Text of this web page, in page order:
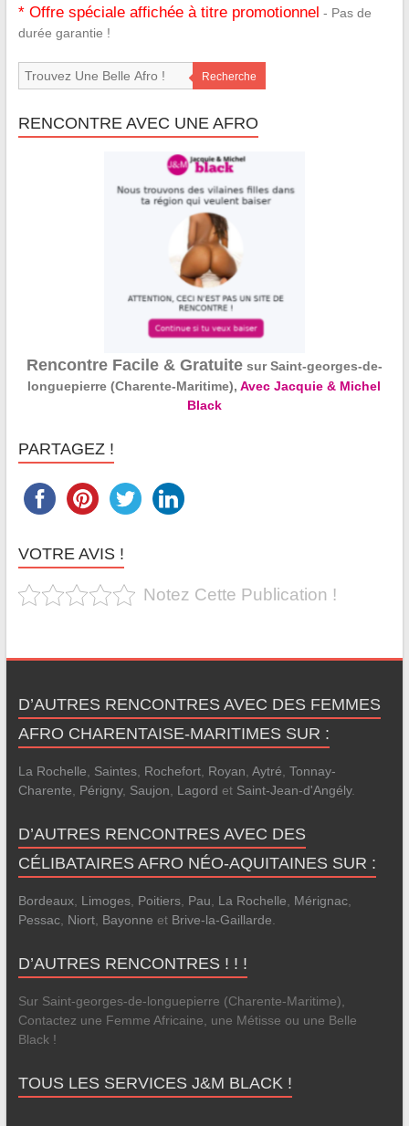
* Offre spéciale affichée à titre promotionnel - Pas de
durée garantie !
Recherche
RENCONTRE AVEC UNE AFRO
Rencontre Facile & Gratuitesur Saint-georges-de-
longuepierre (Charente-Maritime),Avec Jacquie & Michel
Black
PARTAGEZ !
VOTRE AVIS !
Notez Cette Publication !
D’AUTRES RENCONTRES AVEC DES FEMMES
AFRO CHARENTAISE-MARITIMES SUR :
La Rochelle Saintes, Rochefort, Royan Aytré Tonnay-
Charente
Périgny, Saujon Lagord et Saint-Jean-d'Angély.
D’AUTRES RENCONTRES AVEC DES
CÉLIBATAIRES AFRO NÉO-AQUITAINES SUR :
Bordeaux, Limoges, Poitiers, Pau La Rochelle Mérignac,
Pessac, Niort, Bayonne et Brive-la-Gaillarde
D’AUTRES RENCONTRES ! ! !
Sur Saint-georges-de-longuepierre (Charente-Maritime),
Contactez une Femme Africaine, une Métisse ou une Belle
Black !
TOUS LES SERVICES J&M BLACK !